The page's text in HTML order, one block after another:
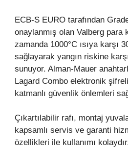
ECB-S EURO tarafından
onaylanmış olan Valberg para
zamanda 1000°C ısıya karşı
sağlayarak yangın riskine
sunuyor. Alman-Mauer
Lagard Combo elektronik
katmanlı güvenlik önlemleri
Çıkartılabilir rafı, montaj
kapsamlı servis ve garanti
özellikleri ile kullanımı